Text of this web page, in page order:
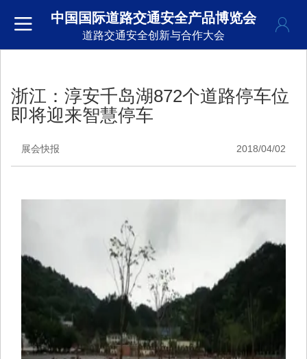
中国国际道路交通安全产品博览会
道路交通安全创新与合作大会
浙江：淳安千岛湖872个道路停车位
即将迎来智慧停车
展会快报 2018/04/02